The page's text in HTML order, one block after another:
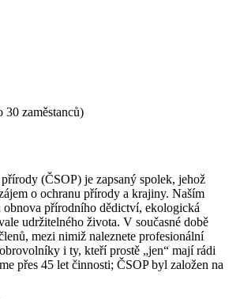
30 zaměstanců)
(ČSOP) je zapsaný spolek, jehož
o ochranu přírody a krajiny. Naším
obnova přírodního dědictví, ekologická
udržitelného života. V současné době
mezi nimiž naleznete profesionální
i ty, kteří prostě „jen“ mají rádi
přes 45 let činnosti; ČSOP byl založen na